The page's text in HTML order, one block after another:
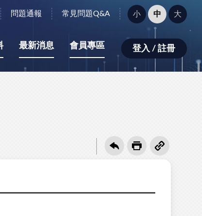
問題通報 常見問題Q&A
字
型
小：
小 中 大
最新消息 會員專區 登入 / 註冊